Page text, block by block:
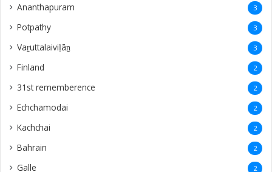
Ananthapuram 3
‎Potpathy 3
Vaṟuttalaiviḷāṉ 3
Finland 2
31st rememberence 2
Echchamodai 2
Kachchai 2
Bahrain 2
Galle 2